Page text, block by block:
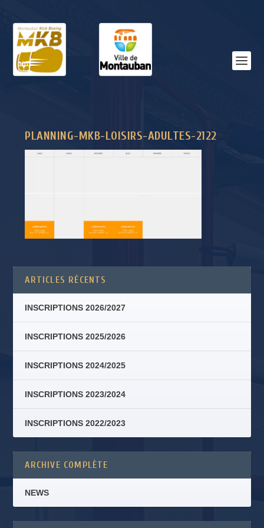
PLANNING-MKB-LOISIRS-ADULTES-2122
ARTICLES RÉCENTS
INSCRIPTIONS 2026/2027
INSCRIPTIONS 2025/2026
INSCRIPTIONS 2024/2025
INSCRIPTIONS 2023/2024
INSCRIPTIONS 2022/2023
ARCHIVE COMPLÈTE
NEWS